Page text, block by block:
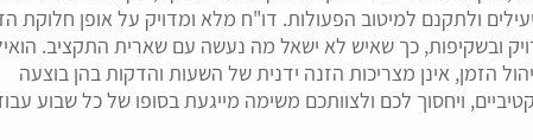
ולתקנם למיטוב הפעולות. דו"ח מלא ומדויק על אופן חלוקת
ובשקיפות, כך שאיש לא ישאל מה נעשה עם שארית התקציב.
הזמן, אינן מצריכות הזנה ידנית של השעות והדקות בהן בוצעה
ויחסוך לכם ולצוותכם משימה מייגעת בסופו של כל שבוע